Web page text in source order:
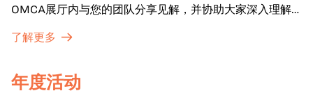
OMCA展厅内与您的团队分享见解，并协助大家深入理解
了解更多
年度活动